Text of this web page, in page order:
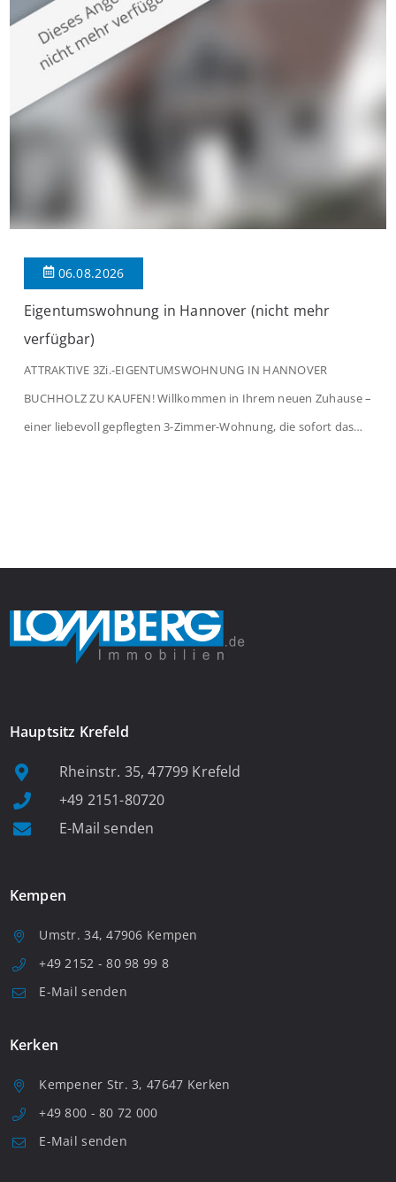
modernen Wohnkomfort mit einem stilvollen Ambiente
verbindet. Der […]
06.08.2026
Eigentumswohnung in Hannover (nicht mehr
verfügbar)
ATTRAKTIVE 3Zi.-EIGENTUMSWOHNUNG IN HANNOVER
BUCHHOLZ ZU KAUFEN! Willkommen in Ihrem neuen Zuhause –
einer liebevoll gepflegten 3-Zimmer-Wohnung, die sofort das
Hauptsitz Krefeld
Rheinstr. 35, 47799 Krefeld
+49 2151-80720
E-Mail senden
Kempen
Umstr. 34, 47906 Kempen
+49 2152 - 80 98 99 8
E-Mail senden
Kerken
Kempener Str. 3, 47647 Kerken
+49 800 - 80 72 000
E-Mail senden